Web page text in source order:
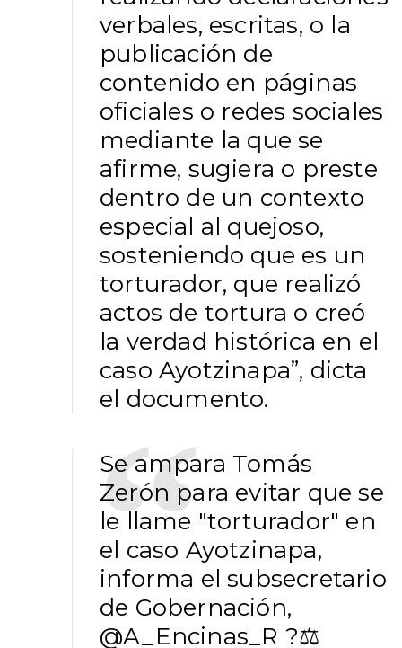
verbales, escritas, o la
publicación de
contenido en páginas
oficiales o redes sociales
mediante la que se
afirme, sugiera o preste
dentro de un contexto
especial al quejoso,
sosteniendo que es un
torturador, que realizó
actos de tortura o creó
la verdad histórica en el
caso Ayotzinapa”, dicta
el documento.
Se ampara Tomás
Zerón para evitar que se
le llame "torturador" en
el caso Ayotzinapa,
informa el subsecretario
de Gobernación,
@A_Encinas_R ?⚖